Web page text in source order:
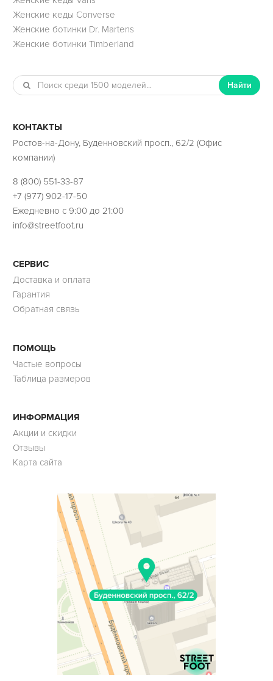
Женские кеды Converse
Женские ботинки Dr. Martens
Женские ботинки Timberland
Найти
КОНТАКТЫ
Ростов-на-Дону, Буденновский просп., 62/2 (Офис
компании)
8 (800) 551-33-87
+7 (977) 902-17-50
Ежедневно с 9:00 до 21:00
info@streetfoot.ru
СЕРВИС
Доставка и оплата
Гарантия
Обратная связь
ПОМОЩЬ
Частые вопросы
Таблица размеров
ИНФОРМАЦИЯ
Акции и скидки
Отзывы
Карта сайта